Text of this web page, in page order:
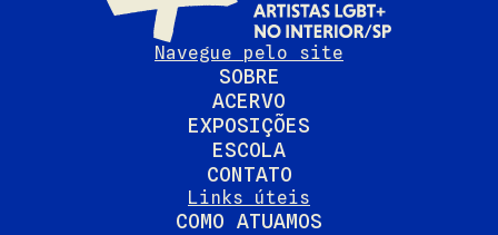
Navegue pelo site
SOBRE
ACERVO
EXPOSIÇÕES
ESCOLA
CONTATO
Links úteis
COMO ATUAMOS